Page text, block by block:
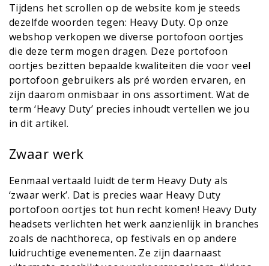
Tijdens het scrollen op de website kom je steeds
dezelfde woorden tegen: Heavy Duty. Op onze
webshop verkopen we diverse portofoon oortjes
die deze term mogen dragen. Deze portofoon
oortjes bezitten bepaalde kwaliteiten die voor veel
portofoon gebruikers als pré worden ervaren, en
zijn daarom onmisbaar in ons assortiment. Wat de
term ‘Heavy Duty’ precies inhoudt vertellen we jou
in dit artikel.
Zwaar werk
Eenmaal vertaald luidt de term Heavy Duty als
‘zwaar werk’. Dat is precies waar Heavy Duty
portofoon oortjes tot hun recht komen! Heavy Duty
headsets verlichten het werk aanzienlijk in branches
zoals de nachthoreca, op festivals en op andere
luidruchtige evenementen. Ze zijn daarnaast